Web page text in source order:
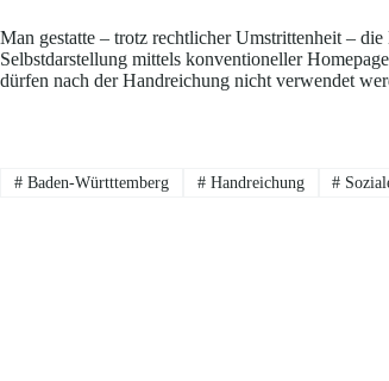
Man gestatte – trotz rechtlicher Umstrittenheit –
Selbstdarstellung mittels konventioneller
dürfen nach der Handreichung nicht verwendet
#Baden-Württtemberg #Handreichung #